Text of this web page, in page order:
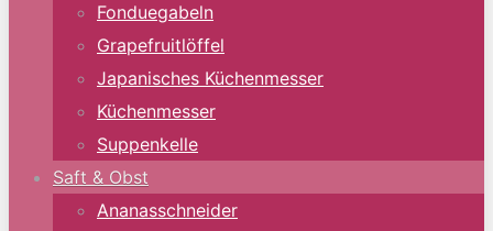
Fonduegabeln
Grapefruitlöffel
Japanisches Küchenmesser
Küchenmesser
Suppenkelle
Saft & Obst
Ananasschneider